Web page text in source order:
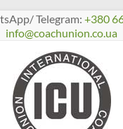
Telegram:+380
info@coachunion.co.ua